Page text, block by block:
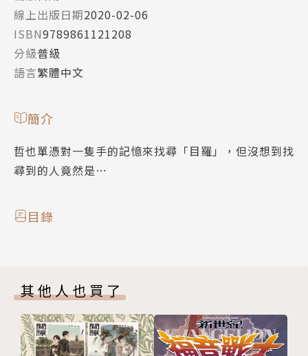
線上出版日期2020-02-06
ISBN9789861121208
分級普級
語言繁體中文
簡介
哲也單憑對一隻手的記憶來找尋「目羅」，但沒想到找
尋到的人竟然是…
目錄
其他人也買了